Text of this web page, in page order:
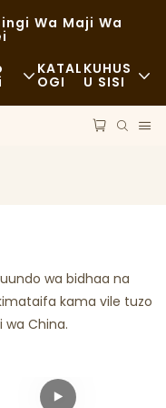
Wa Maji Wa
KATAL
OGI
KUHUS
U SISI
Habari
Blogu
wa bidhaa na
kama vile tuzo
wa China.